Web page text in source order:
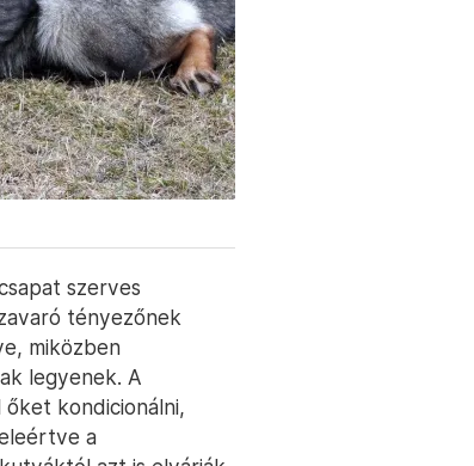
szerves
tényezőnek
miközben
legyenek. A
kondicionálni,
a